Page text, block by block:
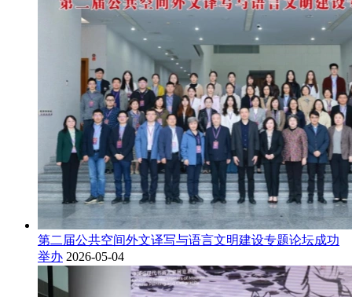
第二届公共空间外文译写与语言文明建设专题论坛成功
举办 2026-05-04